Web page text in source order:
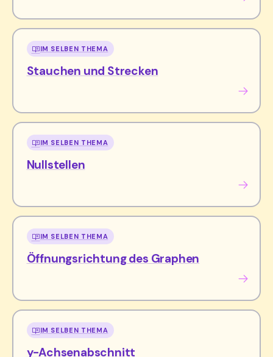
IM SELBEN THEMA
Stauchen und Strecken
IM SELBEN THEMA
Nullstellen
IM SELBEN THEMA
Öffnungsrichtung des Graphen
IM SELBEN THEMA
y-Achsenabschnitt